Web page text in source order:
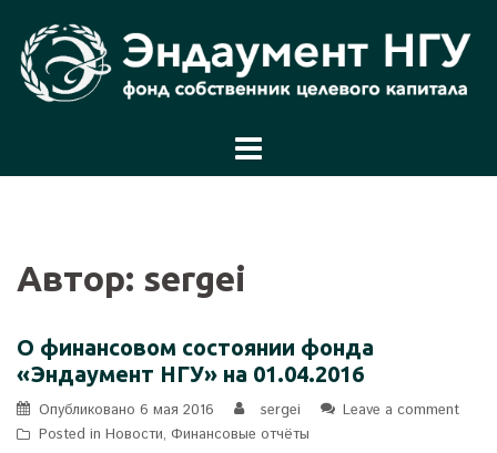
содержимому
Автор: sergei
О финансовом состоянии фонда
«Эндаумент НГУ» на 01.04.2016
Опубликовано 6 мая 2016 sergei
Leave a comment
Posted in Новости, Финансовые отчёты